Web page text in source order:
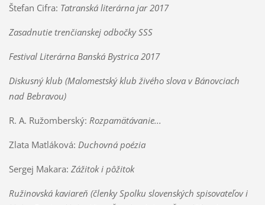
Štefan Cifra: Tatranská literárna jar 2017
Zasadnutie trenčianskej odbočky SSS
Festival Literárna Banská Bystrica 2017
Diskusný klub (Malomestský klub živého slova v Bánovciach
nad Bebravou)
R. A. Ružomberský: Rozpamätávanie...
Zlata Matláková: Duchovná poézia
Sergej Makara: Zážitok i pôžitok
Ružinovská kaviareň (členky Spolku slovenských spisovateľov i